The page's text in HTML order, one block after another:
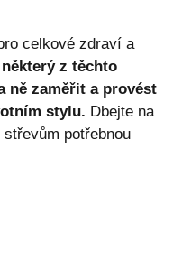
celkové zdraví a
některý z těchto
ně zaměřit a provést
stylu. Dbejte na
potřebnou